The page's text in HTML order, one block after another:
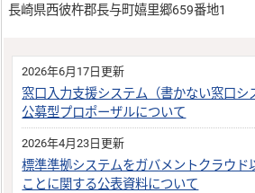
長崎県西彼杵郡長与町嬉里郷659番地1
2026年6月17日更新
窓口入力支援システム（書かない窓口シ
公募型プロポーザルについて
2026年4月23日更新
標準準拠システムをガバメントクラウド
ことに関する公表資料について